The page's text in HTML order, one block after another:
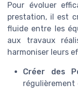
Pour évoluer
prestation, il est
fluide entre les
aux travaux
harmoniser leurs
Créer des
régulièrement